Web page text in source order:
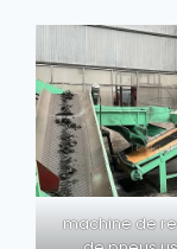
machine de